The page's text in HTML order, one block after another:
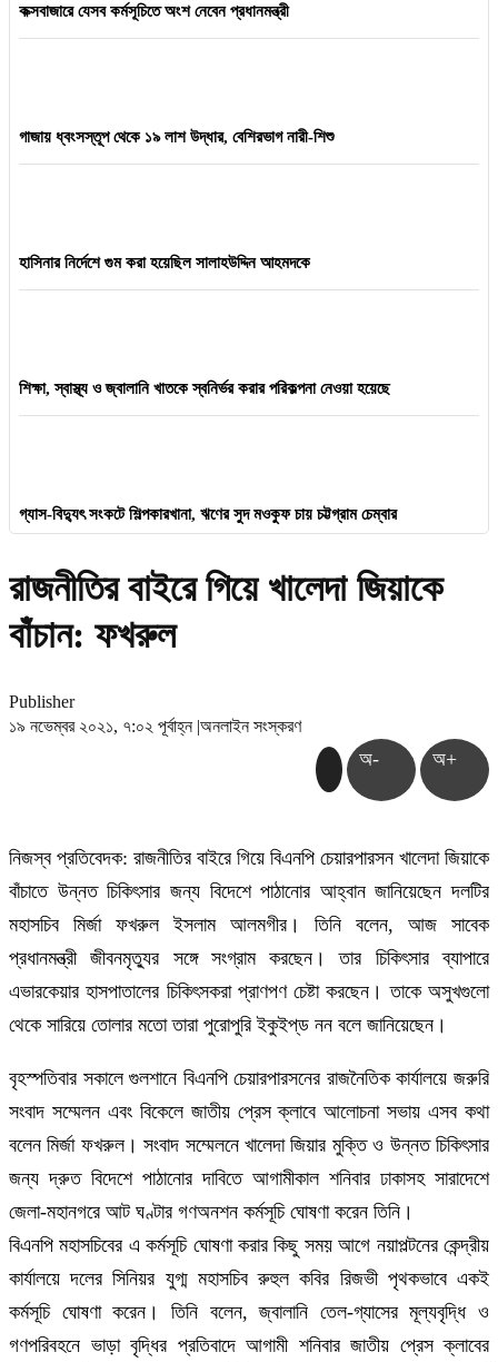
কক্সবাজারে যেসব কর্মসূচিতে অংশ নেবেন প্রধানমন্ত্রী
গাজায় ধ্বংসস্তূপ থেকে ১৯ লাশ উদ্ধার, বেশিরভাগ নারী-শিশু
হাসিনার নির্দেশে গুম করা হয়েছিল সালাহউদ্দিন আহমদকে
শিক্ষা, স্বাস্থ্য ও জ্বালানি খাতকে স্বনির্ভর করার পরিকল্পনা নেওয়া হয়েছে
গ্যাস-বিদ্যুৎ সংকটে শিল্পকারখানা, ঋণের সুদ মওকুফ চায় চট্টগ্রাম চেম্বার
রাজনীতির বাইরে গিয়ে খালেদা জিয়াকে
বাঁচান: ফখরুল
Publisher
১৯ নভেম্বর ২০২১, ৭:০২ পূর্বাহ্ন |অনলাইন সংস্করণ
অ- অ+
নিজস্ব প্রতিবেদক: রাজনীতির বাইরে গিয়ে বিএনপি চেয়ারপারসন খালেদা জিয়াকে
বাঁচাতে উন্নত চিকিৎসার জন্য বিদেশে পাঠানোর আহ্বান জানিয়েছেন দলটির
মহাসচিব মির্জা ফখরুল ইসলাম আলমগীর। তিনি বলেন, আজ সাবেক
প্রধানমন্ত্রী জীবনমৃত্যুর সঙ্গে সংগ্রাম করছেন। তার চিকিৎসার ব্যাপারে
এভারকেয়ার হাসপাতালের চিকিৎসকরা প্রাণপণ চেষ্টা করছেন। তাকে অসুখগুলো
থেকে সারিয়ে তোলার মতো তারা পুরোপুরি ইকুইপ্‌ড নন বলে জানিয়েছেন।
বৃহস্পতিবার সকালে গুলশানে বিএনপি চেয়ারপারসনের রাজনৈতিক কার্যালয়ে জরুরি
সংবাদ সম্মেলন এবং বিকেলে জাতীয় প্রেস ক্লাবে আলোচনা সভায় এসব কথা
বলেন মির্জা ফখরুল। সংবাদ সম্মেলনে খালেদা জিয়ার মুক্তি ও উন্নত চিকিৎসার
জন্য দ্রুত বিদেশে পাঠানোর দাবিতে আগামীকাল শনিবার ঢাকাসহ সারাদেশে
জেলা-মহানগরে আট ঘণ্টার গণঅনশন কর্মসূচি ঘোষণা করেন তিনি।
বিএনপি মহাসচিবের এ কর্মসূচি ঘোষণা করার কিছু সময় আগে নয়াপল্টনের কেন্দ্রীয়
কার্যালয়ে দলের সিনিয়র যুগ্ম মহাসচিব রুহুল কবির রিজভী পৃথকভাবে একই
কর্মসূচি ঘোষণা করেন। তিনি বলেন, জ্বালানি তেল-গ্যাসের মূল্যবৃদ্ধি ও
গণপরিবহনে ভাড়া বৃদ্ধির প্রতিবাদে আগামী শনিবার জাতীয় প্রেস ক্লাবের